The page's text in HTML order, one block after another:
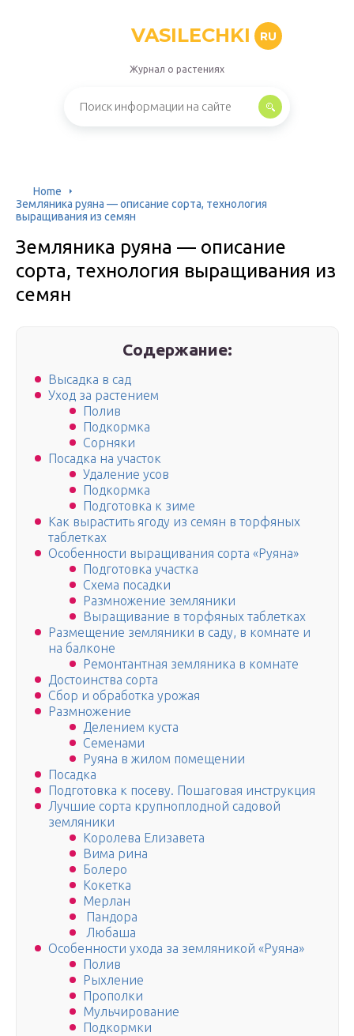
VASILECHKI RU
Журнал о растениях
Home
Земляника руяна — описание сорта, технология
выращивания из семян
Земляника руяна — описание
сорта, технология выращивания из
семян
Содержание:
Высадка в сад
Уход за растением
Полив
Подкормка
Сорняки
Посадка на участок
Удаление усов
Подкормка
Подготовка к зиме
Как вырастить ягоду из семян в торфяных
таблетках
Особенности выращивания сорта «Руяна»
Подготовка участка
Схема посадки
Размножение земляники
Выращивание в торфяных таблетках
Размещение земляники в саду, в комнате и
на балконе
Ремонтантная земляника в комнате
Достоинства сорта
Сбор и обработка урожая
Размножение
Делением куста
Семенами
Руяна в жилом помещении
Посадка
Подготовка к посеву. Пошаговая инструкция
Лучшие сорта крупноплодной садовой
земляники
Королева Елизавета
Вима рина
Болеро
Кокетка
Мерлан
Пандора
Любаша
Особенности ухода за земляникой «Руяна»
Полив
Рыхление
Прополки
Мульчирование
Подкормки